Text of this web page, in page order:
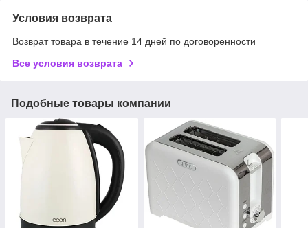
Условия возврата
Возврат товара в течение 14 дней по договоренности
Все условия возврата
Подобные товары компании